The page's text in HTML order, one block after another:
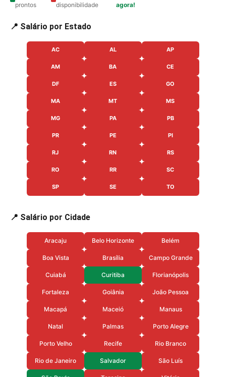
prontos
disponibilidade
agora!
📍 Salário por Estado
AC AL AP
AM BA CE
DF ES GO
MA MT MS
MG PA PB
PR PE PI
RJ RN RS
RO RR SC
SP SE TO
📍 Salário por Cidade
Aracaju Belo Horizonte Belém
Boa Vista Brasília Campo Grande
Cuiabá Curitiba Florianópolis
Fortaleza Goiânia João Pessoa
Macapá Maceió Manaus
Natal Palmas Porto Alegre
Porto Velho Recife Rio Branco
Rio de Janeiro Salvador São Luís